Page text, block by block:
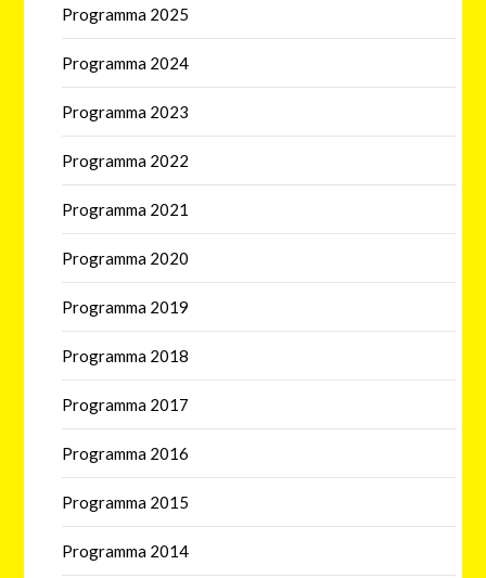
Programma 2025
Programma 2024
Programma 2023
Programma 2022
Programma 2021
Programma 2020
Programma 2019
Programma 2018
Programma 2017
Programma 2016
Programma 2015
Programma 2014